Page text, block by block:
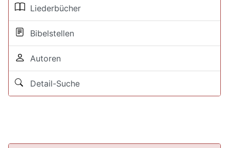
Liederbücher
Bibelstellen
Autoren
Detail-Suche